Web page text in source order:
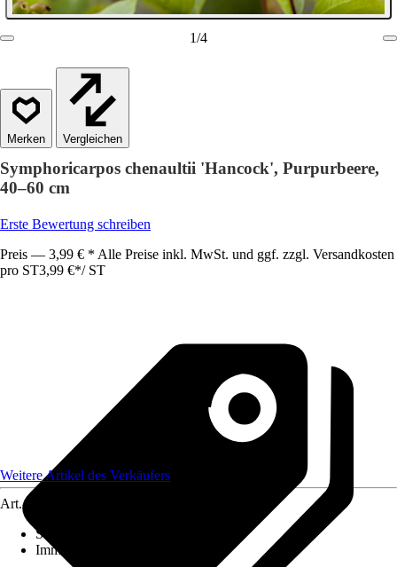
1/4
Vergleichen
Symphoricarpos chenaultii 'Hancock', Purpurbeere,
40–60 cm
Erste Bewertung schreiben
Preis — 3,99 € * Alle Preise inkl. MwSt. und ggf. zzgl. Versandkosten
pro ST3,99 €*/ ST
Weitere Artikel des Verkäufers
Art.-Nr.
Standort
Immergrün